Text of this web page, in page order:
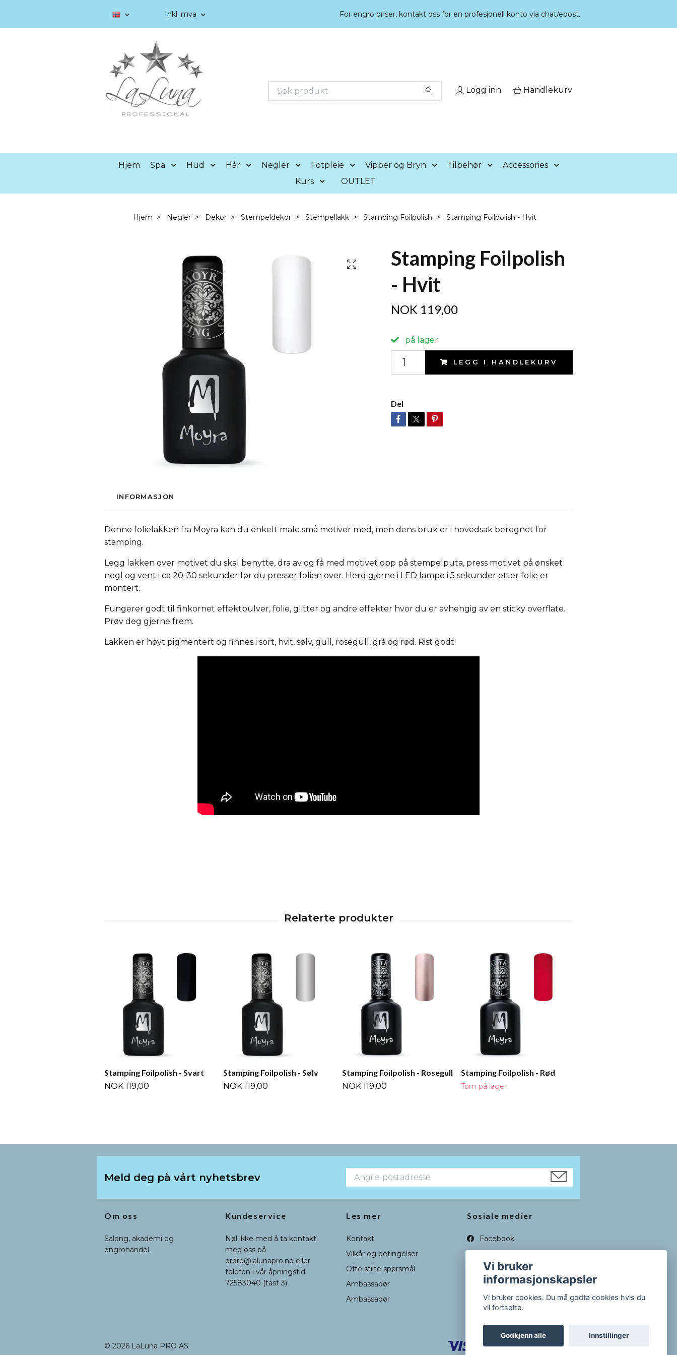
Inkl. mva For engro priser, kontakt oss for en profesjonell konto via chat/epost.
Logg inn Handlekurv
Hjem Spa Hud Hår Negler Fotpleie Vipper og Bryn Tilbehør
Accessories
Kurs
OUTLET
Hjem Negler Dekor Stempeldekor Stempellakk Stamping Foilpolish Stamping Foilpolish - Hvit
Stamping Foilpolish
- Hvit
NOK 119,00
på lager
LEGG I HANDLEKURV
Del
INFORMASJON
Denne folielakken fra Moyra kan du enkelt male små motiver med, men dens bruk er i hovedsak beregnet for
stamping.
Legg lakken over motivet du skal benytte, dra av og få med motivet opp på stempelputa, press motivet på ønsket
negl og vent i ca 20-30 sekunder før du presser folien over. Herd gjerne i LED lampe i 5 sekunder etter folie er
montert.
Fungerer godt til finkornet effektpulver, folie, glitter og andre effekter hvor du er avhengig av en sticky overflate.
Prøv deg gjerne frem.
Lakken er høyt pigmentert og finnes i sort, hvit, sølv, gull, rosegull, grå og rød. Rist godt!
Stamping Foilpolish - Svart
NOK 119,00
Stamping Foilpolish - Sølv
NOK 119,00
Stamping Foilpolish - Rosegull
NOK 119,00
Stamping Foilpolish - Rød
Tom på lager
Meld deg på vårt nyhetsbrev
Om oss
Salong, akademi og
engrohandel.
Kundeservice
Nøl ikke med å ta kontakt
med oss på
ordre@lalunapro.no eller
telefon i vår åpningstid
72583040 (tast 3)
Les mer
Kontakt
Vilkår og betingelser
Ofte stilte spørsmål
Ambassadør
Ambassadør
Sosiale medier
Facebook
© 2026 LaLuna PRO AS
Vi bruker
informasjonskapsler
Vi bruker cookies. Du må godta cookies hvis du
vil fortsette.
Godkjenn alle Innstillinger